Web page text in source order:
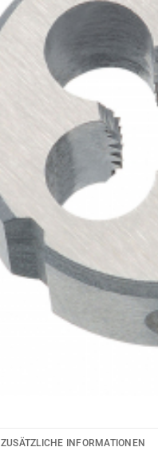
ZUSÄTZLICHE INFORMATIONEN